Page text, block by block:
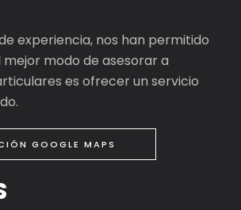
experiencia, nos han permitido
modo de asesorar a
es ofrecer un servicio
GOOGLE MAPS